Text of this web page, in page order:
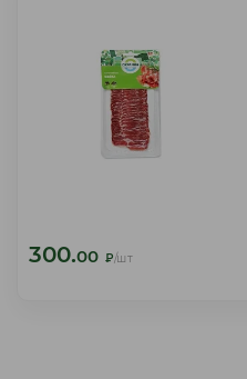
300.00 ₽/шт